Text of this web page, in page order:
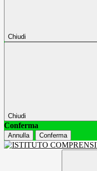
Chiudi
Chiudi
Conferma
Annulla Conferma